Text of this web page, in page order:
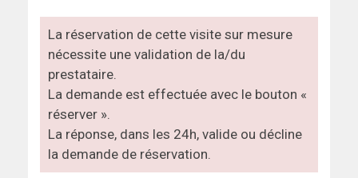
La réservation de cette visite sur mesure
nécessite une validation de la/du
prestataire.
La demande est effectuée avec le bouton «
réserver ».
La réponse, dans les 24h, valide ou décline
la demande de réservation.